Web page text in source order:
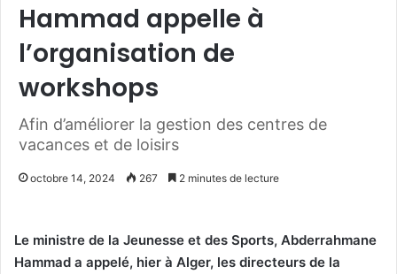
Hammad appelle à
l’organisation de
workshops
Afin d’améliorer la gestion des centres de
vacances et de loisirs
octobre 14, 2024 267 2 minutes de lecture
Le ministre de la Jeunesse et des Sports, Abderrahmane
Hammad a appelé, hier à Alger, les directeurs de la